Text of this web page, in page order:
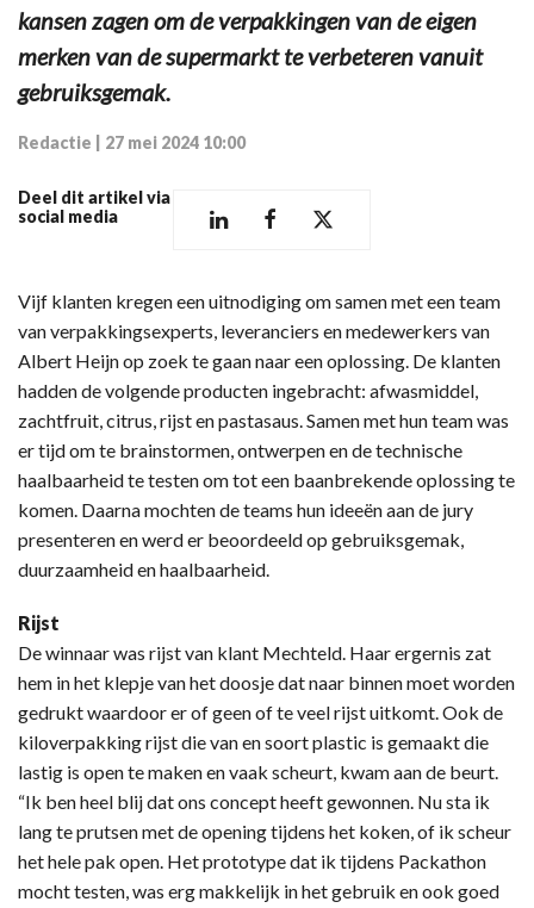
kansen zagen om de verpakkingen van de eigen
merken van de supermarkt te verbeteren vanuit
gebruiksgemak.
Redactie 27 mei 2024 10:00
Deel dit artikel via
social media
Vijf klanten kregen een uitnodiging om samen met een team
van verpakkingsexperts, leveranciers en medewerkers van
Albert Heijn op zoek te gaan naar een oplossing. De klanten
hadden de volgende producten ingebracht: afwasmiddel,
zachtfruit, citrus, rijst en pastasaus. Samen met hun team was
er tijd om te brainstormen, ontwerpen en de technische
haalbaarheid te testen om tot een baanbrekende oplossing te
komen. Daarna mochten de teams hun ideeën aan de jury
presenteren en werd er beoordeeld op gebruiksgemak,
duurzaamheid en haalbaarheid.
Rijst
De winnaar was rijst van klant Mechteld. Haar ergernis zat
hem in het klepje van het doosje dat naar binnen moet worden
gedrukt waardoor er of geen of te veel rijst uitkomt. Ook de
kiloverpakking rijst die van en soort plastic is gemaakt die
lastig is open te maken en vaak scheurt, kwam aan de beurt.
“Ik ben heel blij dat ons concept heeft gewonnen. Nu sta ik
lang te prutsen met de opening tijdens het koken, of ik scheur
het hele pak open. Het prototype dat ik tijdens Packathon
mocht testen, was erg makkelijk in het gebruik en ook goed